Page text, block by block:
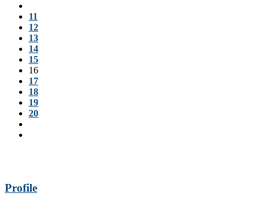
11
12
13
14
15
16
17
18
19
20
Profile